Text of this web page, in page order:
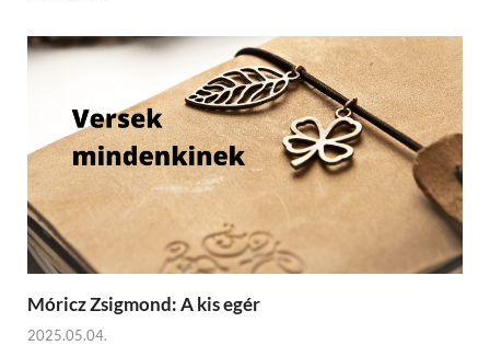
Móricz Zsigmond: A kis egér
2025.05.04.